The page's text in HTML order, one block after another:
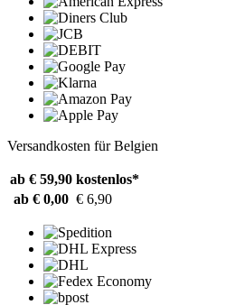
Versandkosten für Belgien
ab € 59,90 kostenlos*
ab € 0,00 € 6,90